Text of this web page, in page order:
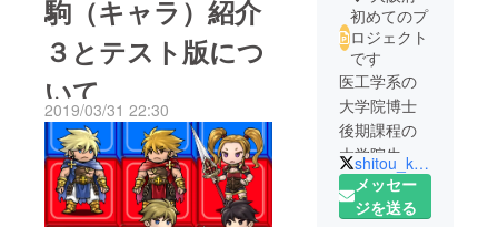
ダウンロード方法をメール
で送付させていただきまし
た．（メール記載の通り，
Android版は今すぐでも・
iOS版は明後日くらいに利用
可能になると思います）
キャラ（駒）以外のデザイ
駒（キャラ）紹介
３とテスト版につ
いて
2019/03/31 22:30
初めてのプ
ロジェクト
です
医工学系の
大学院博士
後期課程の
大学院生で
す．
研究活動の
shitou_kaito
メッセー
ジを送る